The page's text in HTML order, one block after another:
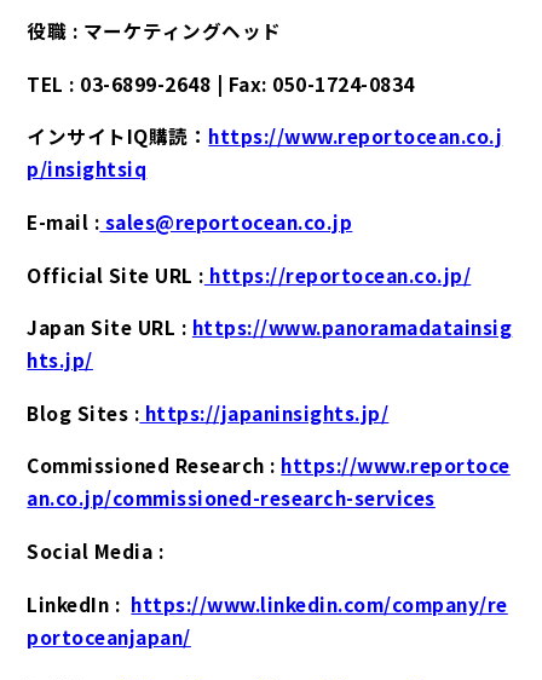
役職 : マーケティングヘッド
TEL : 03-6899-2648 | Fax: 050-1724-0834
インサイトIQ購読： https://www.reportocean.co.j
p/insightsiq
E-mail : sales@reportocean.co.jp
Official Site URL : https://reportocean.co.jp/
Japan Site URL : https://www.panoramadatainsig
hts.jp/
Blog Sites : https://japaninsights.jp/
Commissioned Research : https://www.reportoce
an.co.jp/commissioned-research-services
Social Media :
LinkedIn : https://www.linkedin.com/company/re
portoceanjapan/